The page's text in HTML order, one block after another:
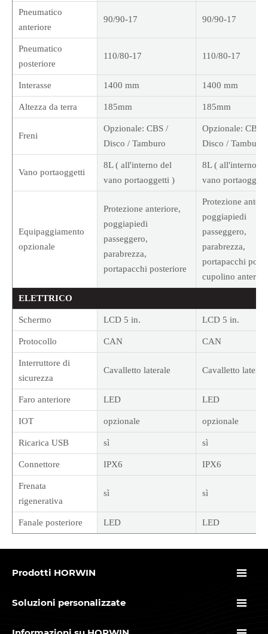
Pneumatico
anteriore
90/90-17 90/90-17
Pneumatico
posteriore
110/80-17 110/80-17
Interasse 1400 mm 1400 mm
Altezza da terra 185mm 185mm
Freni
Opzionale: CBS /
Disco / Tamburo
Opzionale: CBS /
Disco / Tamburo
Vano portaoggetti
8L ( all'interno del
vano portaoggetti )
8L ( all'interno
vano
Equipaggiamento
opzionale
Protezione anteriore,
poggiapiedi
passeggero,
parabrezza,
portapacchi posteriore
Protezione
poggiapiedi
passeggero,
parabrezza,
portapacchi
cupolino
ELETTRICO
Schermo LCD 5 in. LCD 5 in.
Protocollo CAN CAN
Interruttore di
sicurezza
Cavalletto laterale Cavalletto
Faro anteriore LED LED
IOT opzionale opzionale
Ricarica USB sì sì
Connettore IPX6 IPX6
Frenata
rigenerativa
sì sì
Fanale posteriore LED LED
Prodotti HORWIN 
Soluzioni personalizzate 